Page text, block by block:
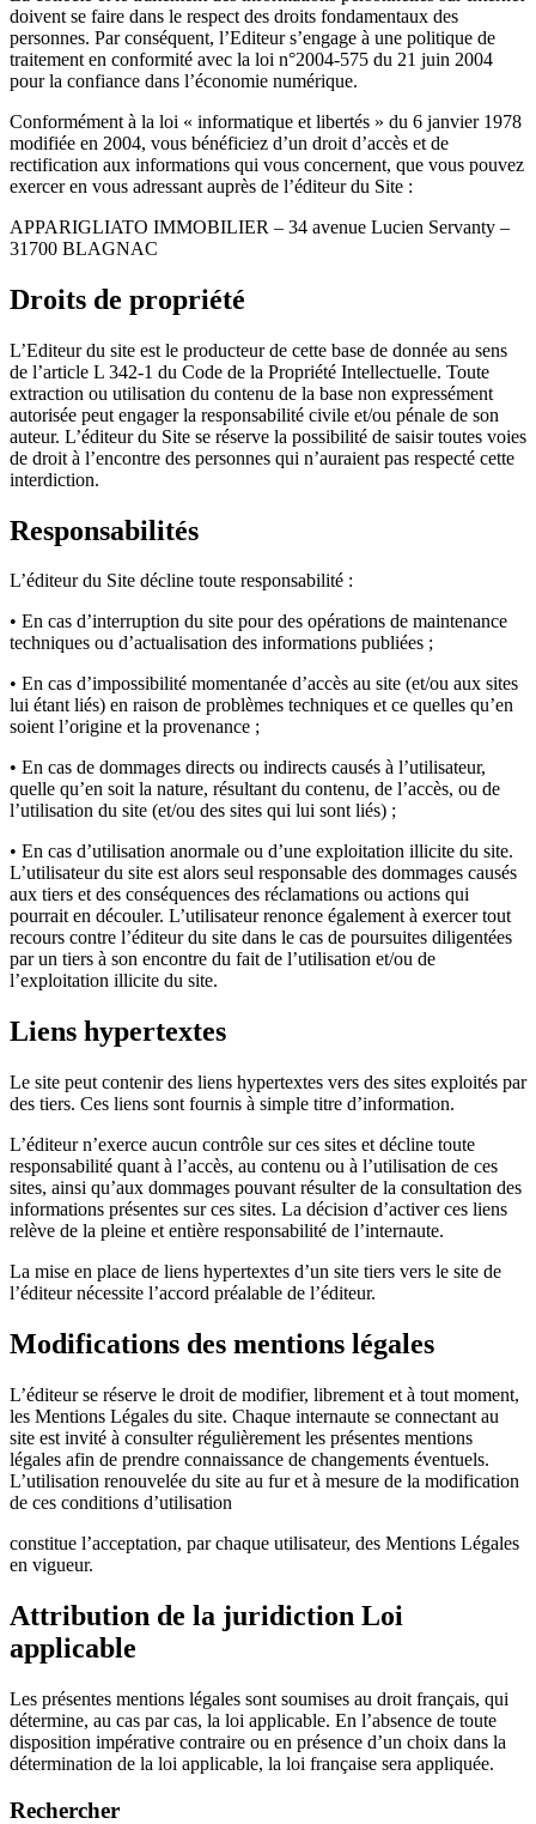
doivent se faire dans le respect des droits fondamentaux des
personnes. Par conséquent, l’Editeur s’engage à une politique de
traitement en conformité avec la loi n°2004-575 du 21 juin 2004
pour la confiance dans l’économie numérique.
Conformément à la loi « informatique et libertés » du 6 janvier 1978
modifiée en 2004, vous bénéficiez d’un droit d’accès et de
rectification aux informations qui vous concernent, que vous pouvez
exercer en vous adressant auprès de l’éditeur du Site :
APPARIGLIATO IMMOBILIER – 34 avenue Lucien Servanty –
31700 BLAGNAC
Droits de propriété
L’Editeur du site est le producteur de cette base de donnée au sens
de l’article L 342-1 du Code de la Propriété Intellectuelle. Toute
extraction ou utilisation du contenu de la base non expressément
autorisée peut engager la responsabilité civile et/ou pénale de son
auteur. L’éditeur du Site se réserve la possibilité de saisir toutes voies
de droit à l’encontre des personnes qui n’auraient pas respecté cette
interdiction.
Responsabilités
L’éditeur du Site décline toute responsabilité :
• En cas d’interruption du site pour des opérations de maintenance
techniques ou d’actualisation des informations publiées ;
• En cas d’impossibilité momentanée d’accès au site (et/ou aux sites
lui étant liés) en raison de problèmes techniques et ce quelles qu’en
soient l’origine et la provenance ;
• En cas de dommages directs ou indirects causés à l’utilisateur,
quelle qu’en soit la nature, résultant du contenu, de l’accès, ou de
l’utilisation du site (et/ou des sites qui lui sont liés) ;
• En cas d’utilisation anormale ou d’une exploitation illicite du site.
L’utilisateur du site est alors seul responsable des dommages causés
aux tiers et des conséquences des réclamations ou actions qui
pourrait en découler. L’utilisateur renonce également à exercer tout
recours contre l’éditeur du site dans le cas de poursuites diligentées
par un tiers à son encontre du fait de l’utilisation et/ou de
l’exploitation illicite du site.
Liens hypertextes
Le site peut contenir des liens hypertextes vers des sites exploités par
des tiers. Ces liens sont fournis à simple titre d’information.
L’éditeur n’exerce aucun contrôle sur ces sites et décline toute
responsabilité quant à l’accès, au contenu ou à l’utilisation de ces
sites, ainsi qu’aux dommages pouvant résulter de la consultation des
informations présentes sur ces sites. La décision d’activer ces liens
relève de la pleine et entière responsabilité de l’internaute.
La mise en place de liens hypertextes d’un site tiers vers le site de
l’éditeur nécessite l’accord préalable de l’éditeur.
Modifications des mentions légales
L’éditeur se réserve le droit de modifier, librement et à tout moment,
les Mentions Légales du site. Chaque internaute se connectant au
site est invité à consulter régulièrement les présentes mentions
légales afin de prendre connaissance de changements éventuels.
L’utilisation renouvelée du site au fur et à mesure de la modification
de ces conditions d’utilisation
constitue l’acceptation, par chaque utilisateur, des Mentions Légales
en vigueur.
Attribution de la juridiction Loi
applicable
Les présentes mentions légales sont soumises au droit français, qui
détermine, au cas par cas, la loi applicable. En l’absence de toute
disposition impérative contraire ou en présence d’un choix dans la
détermination de la loi applicable, la loi française sera appliquée.
Rechercher